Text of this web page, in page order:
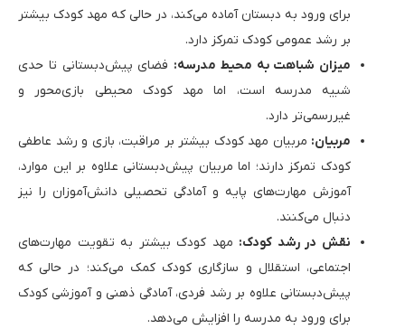
برای ورود به دبستان آماده می‌کند، در حالی که مهد کودک بیشتر
بر رشد عمومی کودک تمرکز دارد.
میزان شباهت به محیط مدرسه: فضای پیش‌دبستانی تا حدی
شبیه مدرسه است، اما مهد کودک محیطی بازی‌محور و
غیررسمی‌تر دارد.
مربیان: مربیان مهد کودک بیشتر بر مراقبت، بازی و رشد عاطفی
کودک تمرکز دارند؛ اما مربیان پیش‌دبستانی علاوه بر این موارد،
آموزش مهارت‌های پایه و آمادگی تحصیلی دانش‌آموزان را نیز
دنبال می‌کنند.
نقش در رشد کودک: مهد کودک بیشتر به تقویت مهارت‌های
اجتماعی، استقلال و سازگاری کودک کمک می‌کند؛ در حالی که
پیش‌دبستانی علاوه بر رشد فردی، آمادگی ذهنی و آموزشی کودک
برای ورود به مدرسه را افزایش می‌دهد.